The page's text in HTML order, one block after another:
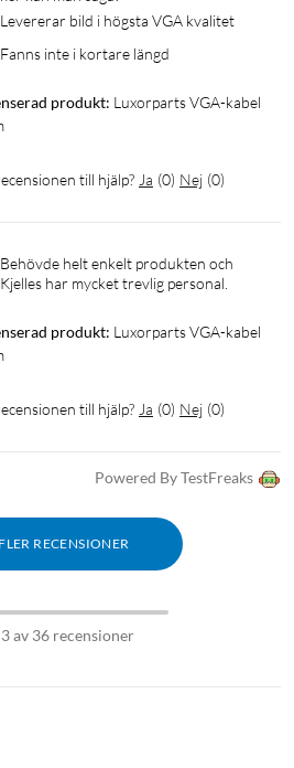
Levererar bild i högsta VGA kvalitet
Fanns inte i kortare längd
produkt: Luxorparts VGA-kabel
till hjälp? Ja (0) Nej (0)
Behövde helt enkelt produkten och
Kjelles har mycket trevlig personal.
produkt: Luxorparts VGA-kabel
till hjälp? Ja (0) Nej (0)
Powered By TestFreaks
RECENSIONER
av 36 recensioner